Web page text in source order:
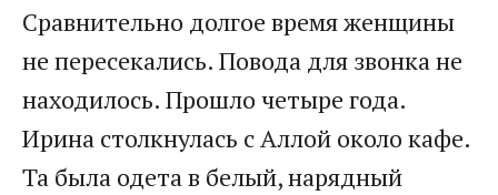
Сравнительно долгое время женщины
не пересекались. Повода для звонка не
находилось. Прошло четыре года.
Ирина столкнулась с Аллой около кафе.
Та была одета в белый, нарядный